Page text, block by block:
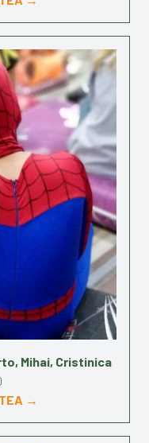
Mihai, Cristinica
→